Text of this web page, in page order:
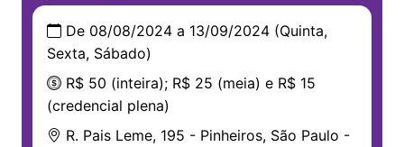
De 08/08/2024 a 13/09/2024 (Quinta,
Sexta, Sábado)
R$ 50 (inteira); R$ 25 (meia) e R$ 15
(credencial plena)
R. Pais Leme, 195 - Pinheiros, São Paulo -